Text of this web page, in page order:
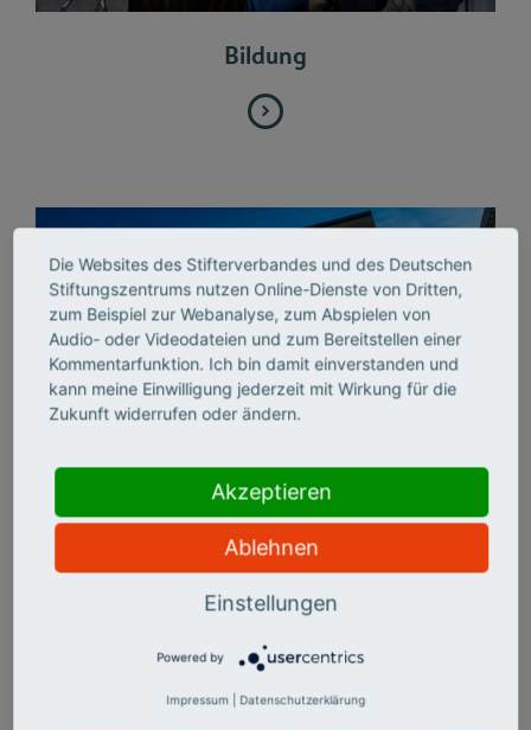
Bildung
Bundesländer
Die Websites des Stifterverbandes und des Deutschen
Stiftungszentrums nutzen Online-Dienste von Dritten,
zum Beispiel zur Webanalyse, zum Abspielen von
Audio- oder Videodateien und zum Bereitstellen einer
Kommentarfunktion. Ich bin damit einverstanden und
kann meine Einwilligung jederzeit mit Wirkung für die
Zukunft widerrufen oder ändern.
Akzeptieren
Ablehnen
Einstellungen
Powered by
Impressum Datenschutzerklärung